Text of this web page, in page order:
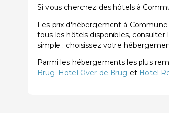
Si vous cherchez des hôtels à
Les prix d'hébergement à
tous les hôtels disponibles,
simple : choisissez votre
Parmi les hébergements les plus
Brug, Hotel Over de Brug et Hotel